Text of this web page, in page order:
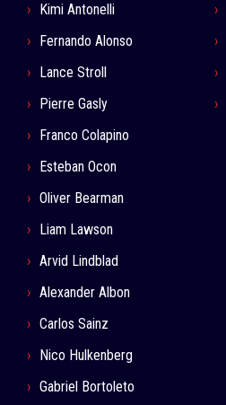
Kimi Antonelli
Fernando Alonso
Lance Stroll
Pierre Gasly
Franco Colapino
Esteban Ocon
Oliver Bearman
Liam Lawson
Arvid Lindblad
Alexander Albon
Carlos Sainz
Nico Hulkenberg
Gabriel Bortoleto